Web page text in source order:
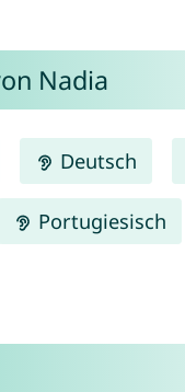
Nadia
Deutsch
Portugiesisch